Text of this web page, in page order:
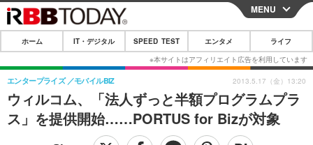
CLOSE
ホーム
IT・デジタル
IT・デジタルTOP スマートフォン
SPEED TEST
MENU
ホーム IT・デジタル SPEED TEST エンタメ ライフ
ウィルコム、「法人ずっと半額プログラムプラ
ス」を提供開始……PORTUS for Bizが対象
エンタープライズ モバイルBIZ 2013.5.17（金）13:20